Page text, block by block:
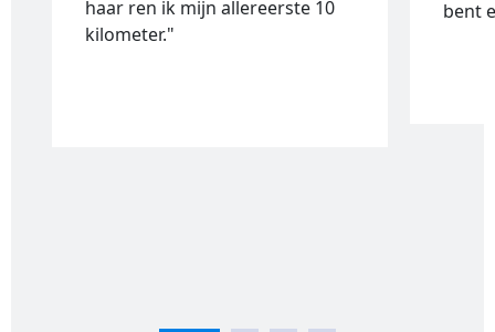
haar ren ik mijn allereerste 10
kilometer."
bent